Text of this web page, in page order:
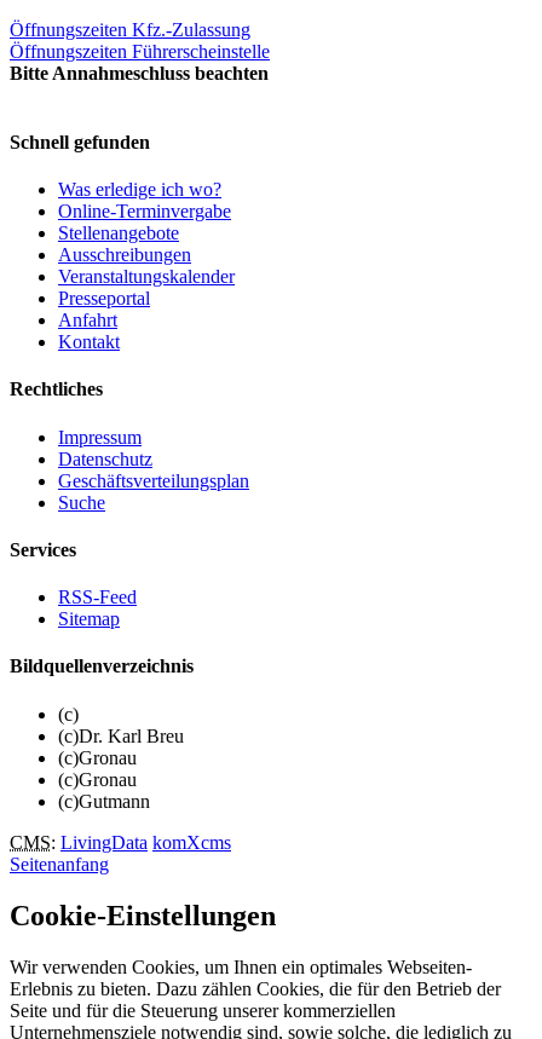
Öffnungszeiten Kfz.-Zulassung
Öffnungszeiten Führerscheinstelle
Bitte Annahmeschluss beachten
Schnell gefunden
Was erledige ich wo?
Online-Terminvergabe
Stellenangebote
Ausschreibungen
Veranstaltungskalender
Presseportal
Anfahrt
Kontakt
Rechtliches
Impressum
Datenschutz
Geschäftsverteilungsplan
Suche
Services
RSS-Feed
Sitemap
Bildquellenverzeichnis
(c)
(c)Dr. Karl Breu
(c)Gronau
(c)Gronau
(c)Gutmann
CMS: LivingData komXcms
Seitenanfang
Cookie-Einstellungen
Wir verwenden Cookies, um Ihnen ein optimales Webseiten-
Erlebnis zu bieten. Dazu zählen Cookies, die für den Betrieb der
Seite und für die Steuerung unserer kommerziellen
Unternehmensziele notwendig sind, sowie solche, die lediglich zu